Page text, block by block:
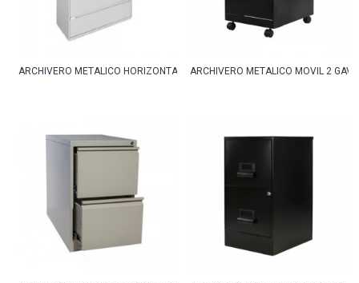
ARCHIVERO METALICO HORIZONTAL 5 GAVETAS 90CM
ARCHIVERO METALICO MOVIL 2